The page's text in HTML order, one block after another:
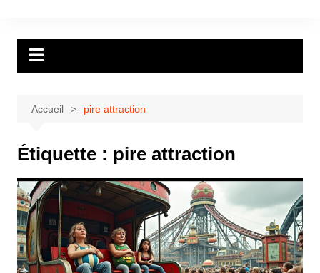
Accueil pire attraction
Étiquette : pire attraction